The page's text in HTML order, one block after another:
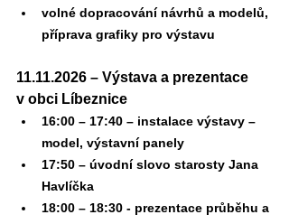
volné dopracování návrhů a modelů,
příprava grafiky pro výstavu
11.11.2026 – Výstava a prezentace
v obci Líbeznice
16:00 – 17:40 – instalace výstavy –
model, výstavní panely
17:50 – úvodní slovo starosty Jana
Havlíčka
18:00 – 18:30 - prezentace průběhu a